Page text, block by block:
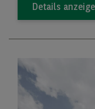
Details